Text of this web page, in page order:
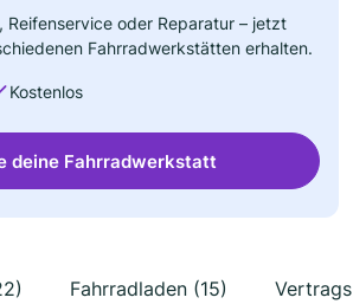
Reifenservice oder Reparatur – jetzt
Fahrradwerkstätten erhalten.
Kostenlos
deine Fahrradwerkstatt
Fahrradladen (15)